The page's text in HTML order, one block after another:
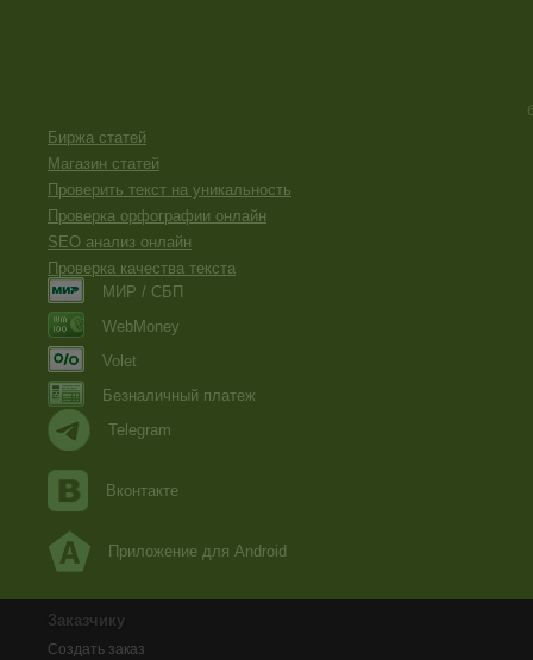
Биржа статей
Магазин статей
Проверить текст на уникальность
Проверка орфографии онлайн
SEO анализ онлайн
Проверка качества текста
МИР / СБП
WebMoney
Volet
Безналичный платеж
Telegram
Вконтакте
Приложение для Android
Заказчику
Создать заказ